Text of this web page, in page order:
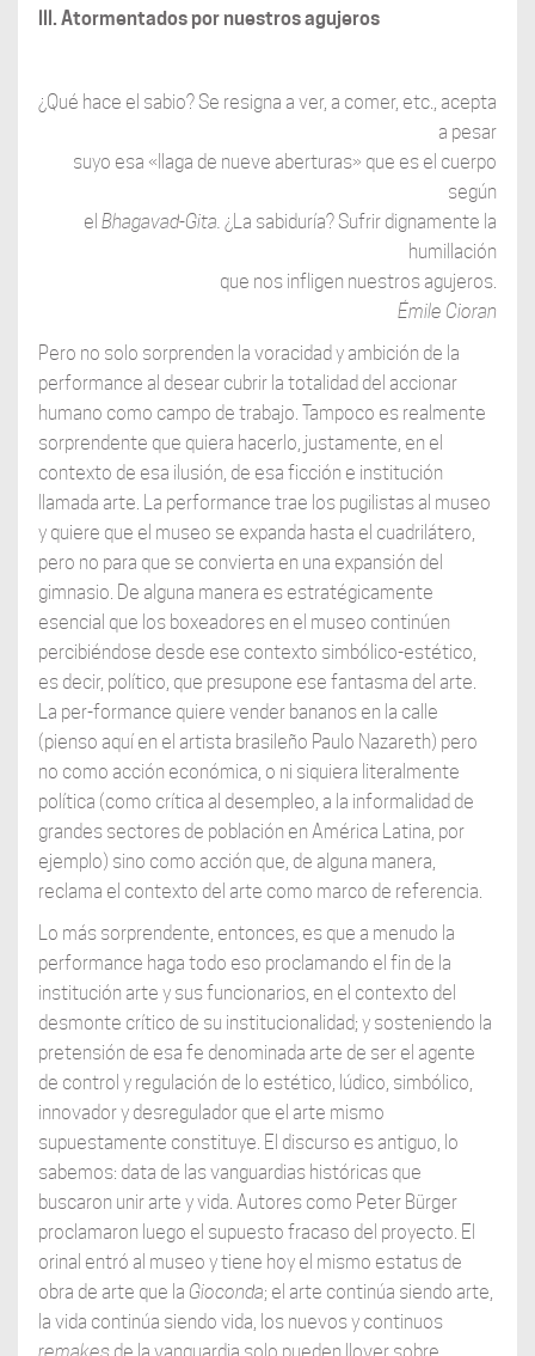
lll. Atormentados por nuestros agujeros
¿Qué hace el sabio? Se resigna a ver, a comer, etc., acepta
a pesar
suyo esa «llaga de nueve aberturas» que es el cuerpo
según
elBhagavad-Gita. ¿La sabiduría? Sufrir dignamente la
humillación
que nos infligen nuestros agujeros.
Émile Cioran
Pero no solo sorprenden la voracidad y ambición de la
performance al desear cubrir la totalidad del accionar
humano como campo de trabajo. Tampoco es realmente
sorprendente que quiera hacerlo, justamente, en el
contexto de esa ilusión, de esa ficción e institución
llamada arte. La performance trae los pugilistas al museo
y quiere que el museo se expanda hasta el cuadrilátero,
pero no para que se convierta en una expansión del
gimnasio. De alguna manera es estratégicamente
esencial que los boxeadores en el museo continúen
percibiéndose desde ese contexto simbólico-estético,
es decir, político, que presupone ese fantasma del arte.
La per-formance quiere vender bananos en la calle
(pienso aquí en el artista brasileño Paulo Nazareth) pero
no como acción económica, o ni siquiera literalmente
política (como crítica al desempleo, a la informalidad de
grandes sectores de población en América Latina, por
ejemplo) sino como acción que, de alguna manera,
reclama el contexto del arte como marco de referencia.
Lo más sorprendente, entonces, es que a menudo la
performance haga todo eso proclamando el fin de la
institución arte y sus funcionarios, en el contexto del
desmonte crítico de su institucionalidad; y sosteniendo la
pretensión de esa fe denominada arte de ser el agente
de control y regulación de lo estético, lúdico, simbólico,
innovador y desregulador que el arte mismo
supuestamente constituye. El discurso es antiguo, lo
sabemos: data de las vanguardias históricas que
buscaron unir arte y vida. Autores como Peter Bürger
proclamaron luego el supuesto fracaso del proyecto. El
orinal entró al museo y tiene hoy el mismo estatus de
obra de arte que la Gioconda; el arte continúa siendo arte,
la vida continúa siendo vida, los nuevos y continuos